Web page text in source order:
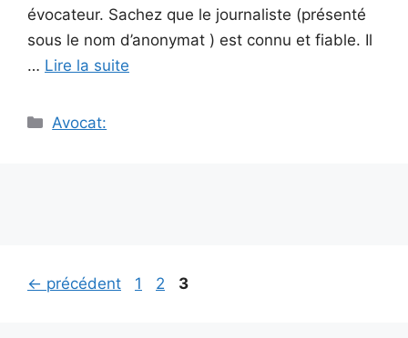
évocateur. Sachez que le journaliste (présenté
sous le nom d’anonymat ) est connu et fiable. Il
… Lire la suite
Catégories
Avocat:
Navigation
← précédent Page
1 Page
2 Page
3